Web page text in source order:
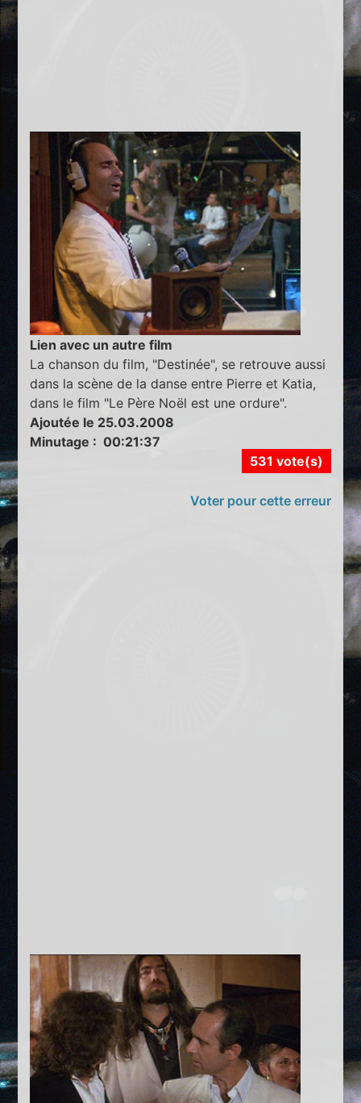
Lien avec un autre film
La chanson du film, "Destinée", se retrouve aussi
dans la scène de la danse entre Pierre et Katia,
dans le film "Le Père Noël est une ordure".
Ajoutée le 25.03.2008
Minutage : 00:21:37
531 vote(s)
Voter pour cette erreur